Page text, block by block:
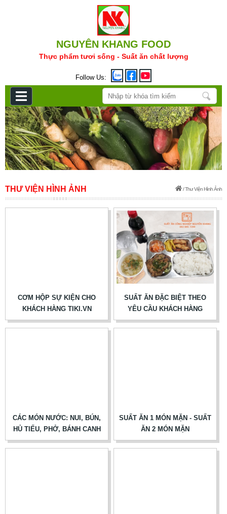
NGUYÊN KHANG FOOD
Thực phẩm tươi sống - Suất ăn chất lượng
Follow Us:
THƯ VIỆN HÌNH ẢNH /Thư Viện Hình Ảnh
CƠM HỘP SỰ KIỆN CHO
KHÁCH HÀNG TIKI.VN
SUẤT ĂN ĐẶC BIỆT THEO
YÊU CẦU KHÁCH HÀNG
CÁC MÓN NƯỚC: NUI, BÚN,
HỦ TIẾU, PHỞ, BÁNH CANH
SUẤT ĂN 1 MÓN MẶN - SUẤT
ĂN 2 MÓN MẶN